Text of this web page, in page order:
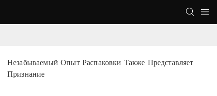
Незабываемый Опыт Распаковки Также Представляет
Признание